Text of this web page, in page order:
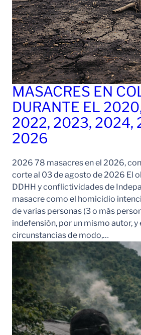
MASACRES EN
DURANTE EL
2022, 2023, 2024,
2026
2026 78 masacres en el 2026,
corte al 03 de agosto de 2026 El
DDHH y conflictividades de
masacre como el homicidio
de varias personas (3 o más
indefensión, por un mismo autor, y
circunstancias de modo,…